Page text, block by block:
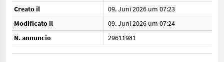
Creato il
09. Juni 2026 um 07:23
Modificato il
09. Juni 2026 um 07:24
N. annuncio
29611981